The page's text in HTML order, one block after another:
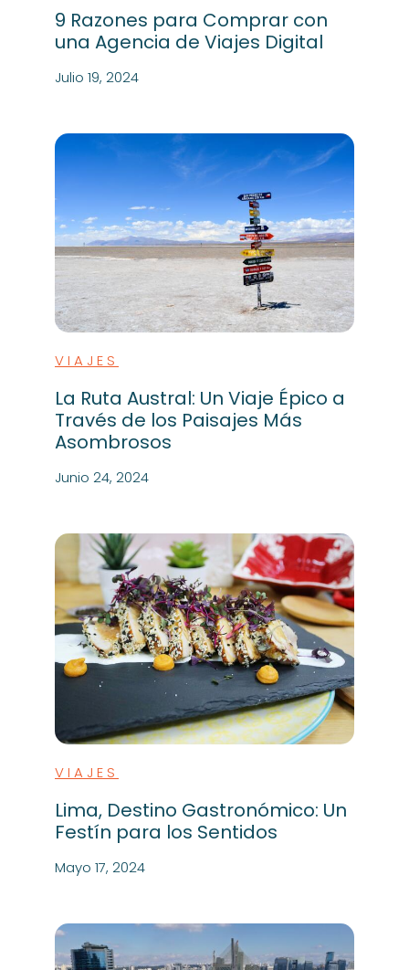
9 Razones para Comprar con
una Agencia de Viajes Digital
Julio 19, 2024
VIAJES
La Ruta Austral: Un Viaje Épico a
Través de los Paisajes Más
Asombrosos
Junio 24, 2024
VIAJES
Lima, Destino Gastronómico: Un
Festín para los Sentidos
Mayo 17, 2024